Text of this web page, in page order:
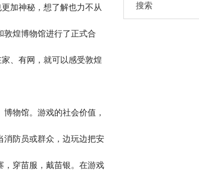
加神秘，想了解也力不从
煌博物馆进行了正式合
、有网，就可以感受敦煌
物馆。游戏的社会价值，
消防员或群众，边玩边把安
穿苗服，戴苗银。在游戏